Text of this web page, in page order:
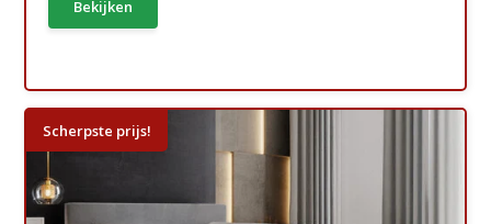
Bekijken
Scherpste prijs!